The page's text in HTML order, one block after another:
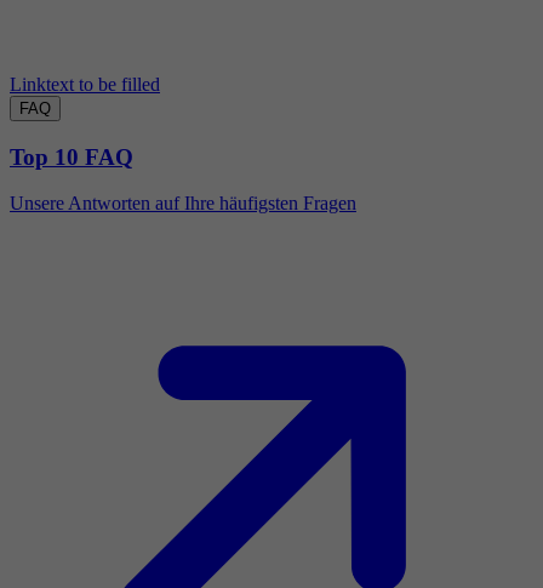
Linktext to be filled
FAQ
Top 10 FAQ
Unsere Antworten auf Ihre häufigsten Fragen